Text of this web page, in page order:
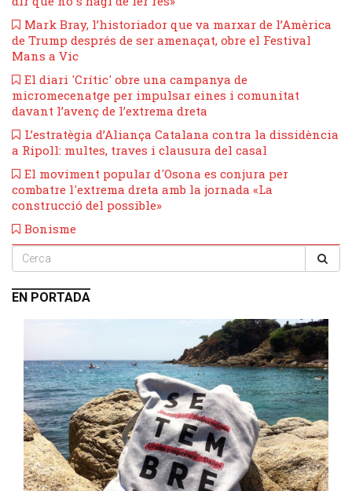
​Mark Bray, l’historiador que va marxar de l’Amèrica
de Trump després de ser amenaçat, obre el Festival
Mans a Vic
El diari 'Crític' obre una campanya de
micromecenatge per impulsar eines i comunitat
davant l’avenç de l’extrema dreta
L’estratègia d’Aliança Catalana contra la dissidència
a Ripoll: multes, traves i clausura del casal
El moviment popular d'Osona es conjura per
combatre l'extrema dreta amb la jornada «La
construcció del possible»
Bonisme
EN PORTADA